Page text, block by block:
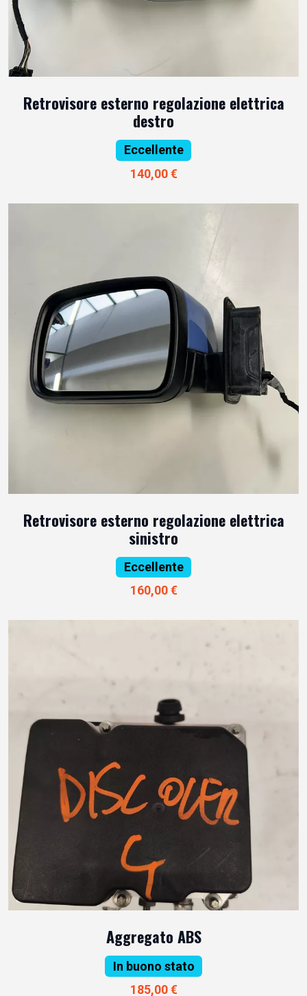
Retrovisore esterno regolazione elettrica
destro
Eccellente
140,00 €
Retrovisore esterno regolazione elettrica
sinistro
Eccellente
160,00 €
Aggregato ABS
In buono stato
185,00 €